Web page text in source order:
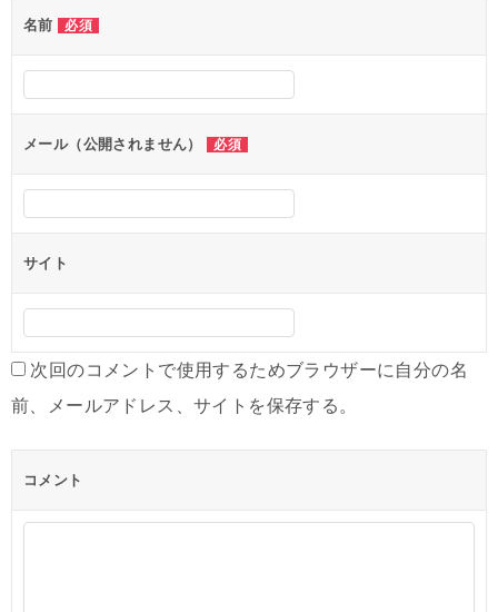
ー
シ
ン
名前 必須
メール（公開されません） 必須
サイト
次回のコメントで使用するためブラウザーに自分の名
前、メールアドレス、サイトを保存する。
コメント